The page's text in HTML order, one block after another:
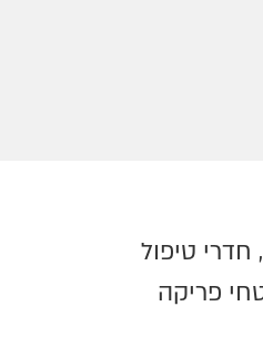
טיפול
פריקה